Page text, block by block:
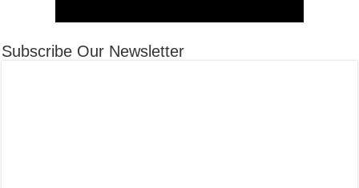
Subscribe Our Newsletter